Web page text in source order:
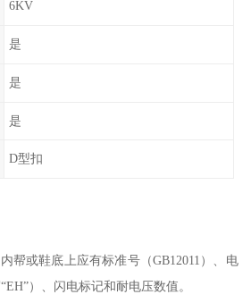
6KV
是
是
是
D型扣
帮或鞋底上应有标准号（GB12011）、电
）、闪电标记和耐电压数值。